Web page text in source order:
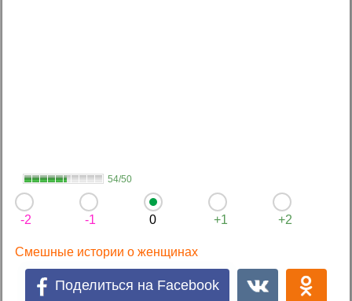
54/50
-2 -1 0 +1 +2
Смешные истории о женщинах
Поделиться на Facebook